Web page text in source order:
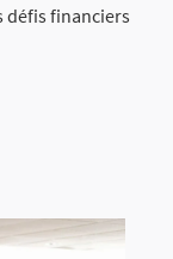
défis financiers